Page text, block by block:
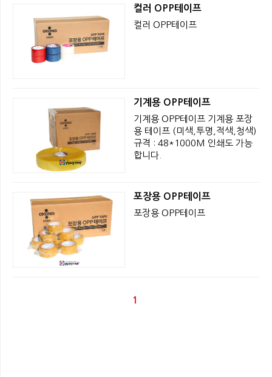
컬러 OPP테이프
컬러 OPP테이프
기계용 OPP테이프
기계용 OPP테이프 기계용 포장
용 테이프 (미색,투명,적색,청색)
규격 : 48*1000M 인쇄도 가능
합니다.
포장용 OPP테이프
포장용 OPP테이프
1